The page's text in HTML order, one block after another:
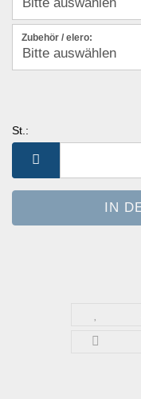
Zubehör / elero:
St.: